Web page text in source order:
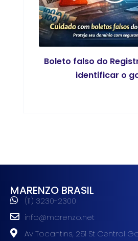
Boleto falso do
identificar o
MARENZO BRASIL
(11) 3230-2300
info@marenzo.net
Av Tocantins, 251 St Central